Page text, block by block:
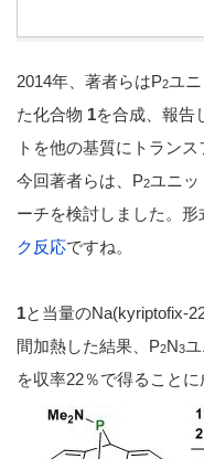
2014年、著者らはP2ユ
た化合物 1を合成、報告
トを他の基質にトラン
今回著者らは、P2ユニッ
ーチを検討しました。
ク反応ですね。
1と当量のNa(kyriptofix-
間加熱した結果、P2N3
を収率22％で得ることに